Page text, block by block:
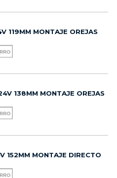
119MM MONTAJE OREJAS
138MM MONTAJE OREJAS
152MM MONTAJE DIRECTO